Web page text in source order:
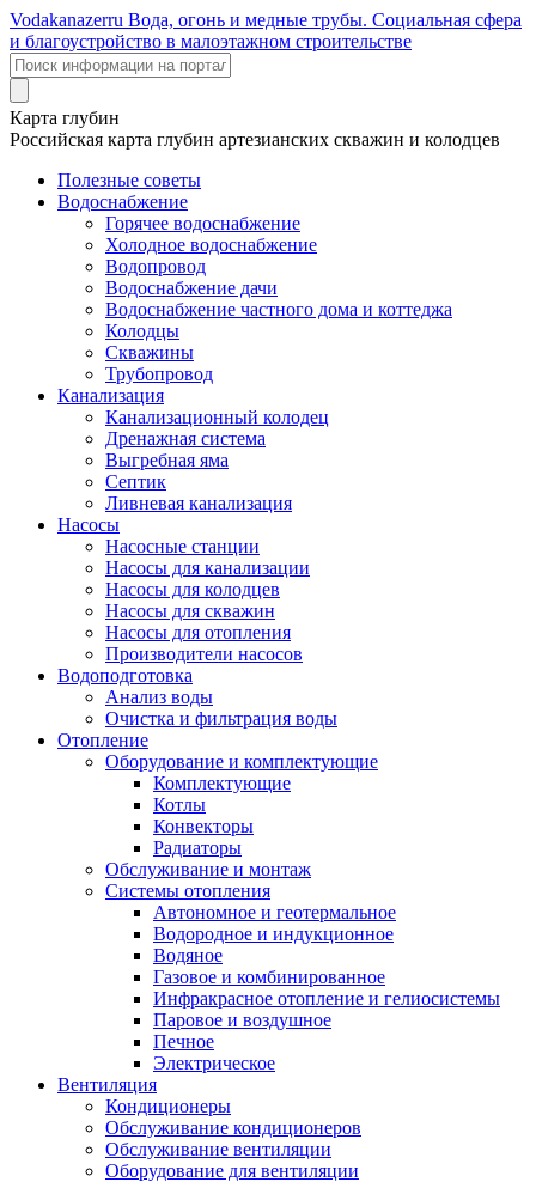
Vodakanazerru Вода, огонь и медные трубы. Социальная сфера
и благоустройство в малоэтажном строительстве
Карта глубин
Российская карта глубин артезианских скважин и колодцев
Полезные советы
Водоснабжение
Горячее водоснабжение
Холодное водоснабжение
Водопровод
Водоснабжение дачи
Водоснабжение частного дома и коттеджа
Колодцы
Скважины
Трубопровод
Канализация
Канализационный колодец
Дренажная система
Выгребная яма
Септик
Ливневая канализация
Насосы
Насосные станции
Насосы для канализации
Насосы для колодцев
Насосы для скважин
Насосы для отопления
Производители насосов
Водоподготовка
Анализ воды
Очистка и фильтрация воды
Отопление
Оборудование и комплектующие
Комплектующие
Котлы
Конвекторы
Радиаторы
Обслуживание и монтаж
Системы отопления
Автономное и геотермальное
Водородное и индукционное
Водяное
Газовое и комбинированное
Инфракрасное отопление и гелиосистемы
Паровое и воздушное
Печное
Электрическое
Вентиляция
Кондиционеры
Обслуживание кондиционеров
Обслуживание вентиляции
Оборудование для вентиляции